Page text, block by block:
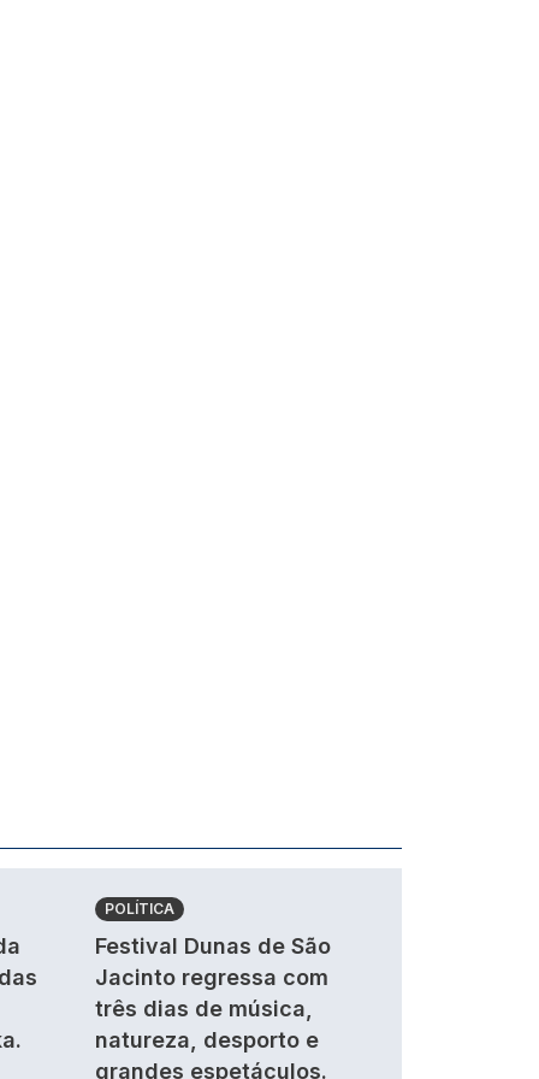
POLÍTICA
Festival Dunas de São
Jacinto regressa com
três dias de música,
natureza, desporto e
grandes espetáculos.